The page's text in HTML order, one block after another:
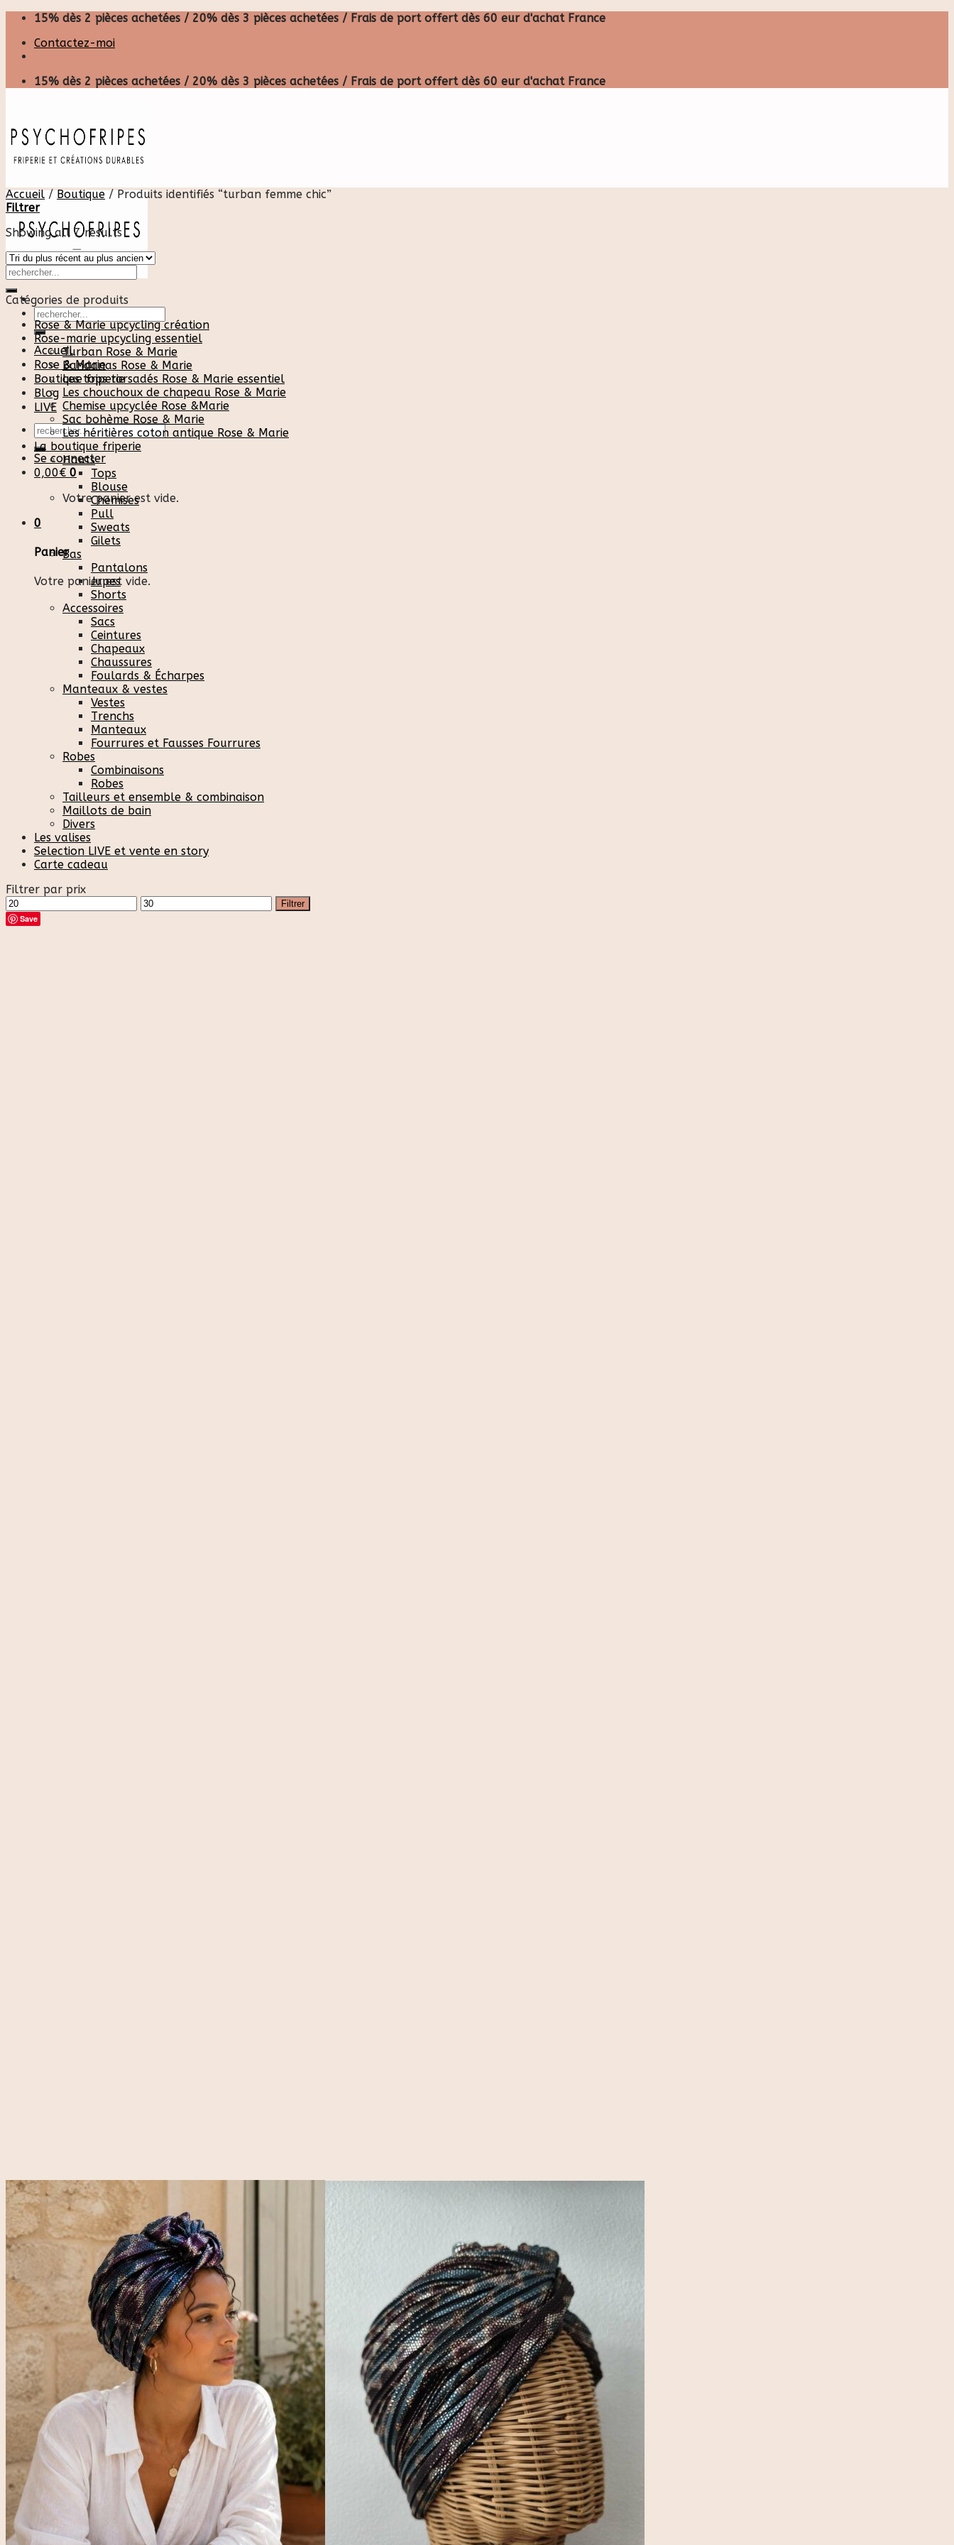
Skip
content
15% dès 2 pièces achetées / 20% dès 3 pièces achetées / Frais de port offert dès 60 eur d'achat France
Contactez-moi
15% dès 2 pièces achetées / 20% dès 3 pièces achetées / Frais de port offert dès 60 eur d'achat France
Recherche
pour :
Accueil
Rose & Marie
Boutique friperie
Blog
LIVE
Recherche
pour :
Se connecter
0,00€ 0
Votre panier est vide.
0
Panier
Votre panier est vide.
Accueil / Boutique /Produits identifiés “turban femme chic”
Filtrer
Showing all 7 results
Catégories de produits
Rose & Marie upcycling création
Rose-marie upcycling essentiel
Turban Rose & Marie
Bandanas Rose & Marie
Les tops torsadés Rose & Marie essentiel
Les chouchoux de chapeau Rose & Marie
Chemise upcyclée Rose &Marie
Sac bohème Rose & Marie
Les héritières coton antique Rose & Marie
La boutique friperie
Hauts
Tops
Blouse
Chemises
Pull
Sweats
Gilets
Bas
Pantalons
Jupes
Shorts
Accessoires
Sacs
Ceintures
Chapeaux
Chaussures
Foulards & Écharpes
Manteaux & vestes
Vestes
Trenchs
Manteaux
Fourrures et Fausses Fourrures
Robes
Combinaisons
Robes
Tailleurs et ensemble & combinaison
Maillots de bain
Divers
Les valises
Selection LIVE et vente en story
Carte cadeau
Filtrer par prix
Prix
min
Prix
max
Filtrer
Save